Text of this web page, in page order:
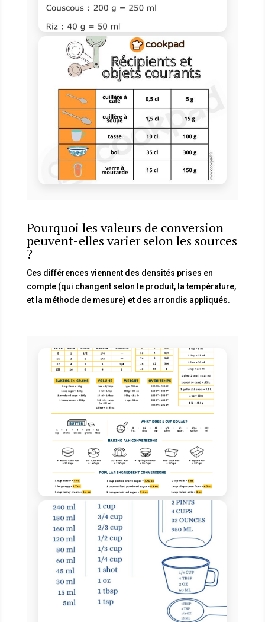
Pourquoi les valeurs de conversion
peuvent-elles varier selon les sources
?
Ces différences viennent des densités prises en
compte (qui changent selon le produit, la température,
et la méthode de mesure) et des arrondis appliqués.